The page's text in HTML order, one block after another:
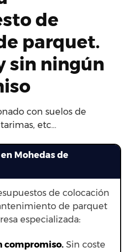
de
parquet.
sin ningún
con suelos de
etc…
Mohedas de
de colocación
de parquet
especializada:
compromiso. Sin coste